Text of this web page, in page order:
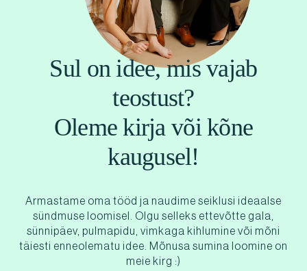
Sul on idee, mis vajab
teostust?
Oleme kirja või kõne
kaugusel!
Armastame oma tööd ja naudime seiklusi ideaalse
sündmuse loomisel. Olgu selleks ettevõtte gala,
sünnipäev, pulmapidu, vimkaga kihlumine või mõni
täiesti enneolematu idee. Mõnusa sumina loomine on
meie kirg :)